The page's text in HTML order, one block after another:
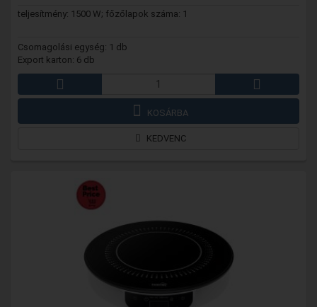
teljesítmény: 1500 W; főzőlapok száma: 1
Csomagolási egység: 1 db
Export karton: 6 db
KOSÁRBA
KEDVENC